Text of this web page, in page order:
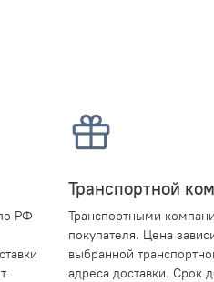
РФ
Транспортной
Транспортными
покупателя. Цена
выбранной
адреса доставки. Срок